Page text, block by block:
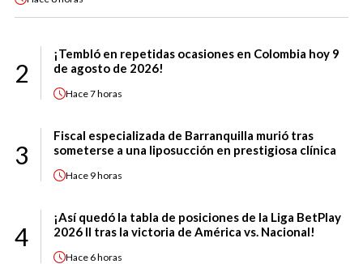
2
¡Tembló en repetidas ocasiones en Colombia hoy 9
de agosto de 2026!
Hace7 horas
3
Fiscal especializada de Barranquilla murió tras
someterse a una liposucción en prestigiosa clínica
Hace 9 horas
4
¡Así quedó la tabla de posiciones de la Liga BetPlay
2026 II tras la victoria de América vs. Nacional!
Hace 6 horas